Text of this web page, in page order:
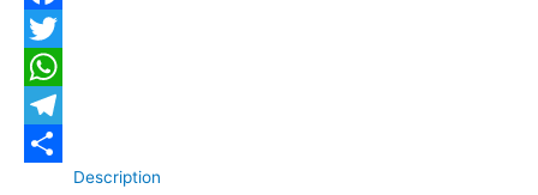
квадратный
300х300
мм,
белый
матовый
quantity
Facebook
Twitter
WhatsApp
Telegram
ОтправитьDescription